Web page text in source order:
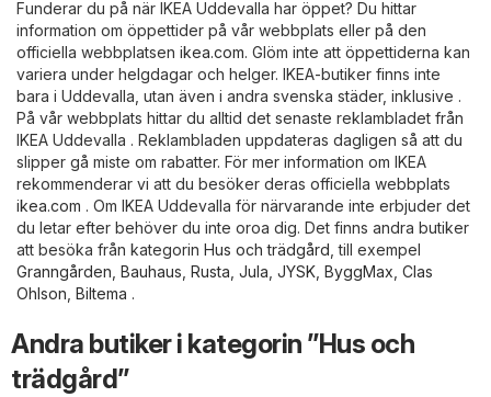
Funderar du på när IKEA Uddevalla har öppet? Du hittar
information om öppettider på vår webbplats eller på den
officiella webbplatsen ikea.com. Glöm inte att öppettiderna kan
variera under helgdagar och helger. IKEA-butiker finns inte
bara i Uddevalla, utan även i andra svenska städer, inklusive .
På vår webbplats hittar du alltid det senaste reklambladet från
IKEA Uddevalla . Reklambladen uppdateras dagligen så att du
slipper gå miste om rabatter. För mer information om IKEA
rekommenderar vi att du besöker deras officiella webbplats
ikea.com . Om IKEA Uddevalla för närvarande inte erbjuder det
du letar efter behöver du inte oroa dig. Det finns andra butiker
att besöka från kategorin Hus och trädgård , till exempel
Granngården Bauhaus Rusta Jula JYSK ByggMax Clas
Ohlson Biltema .
Andra butiker i kategorin ”Hus och
trädgård”